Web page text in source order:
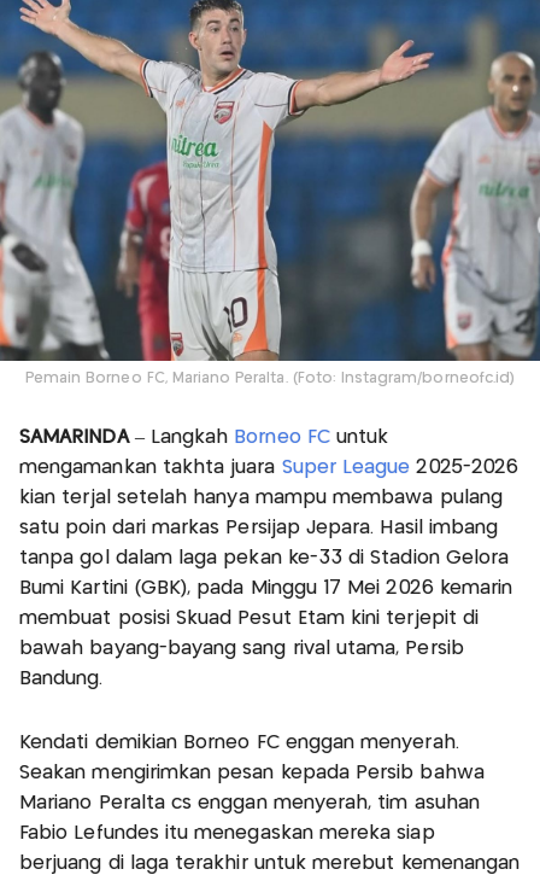
Pemain Borneo FC, Mariano Peralta. (Foto: Instagram/borneofc.id)
SAMARINDA– Langkah Borneo FC untuk
mengamankan takhta juara Super League 2025-2026
kian terjal setelah hanya mampu membawa pulang
satu poin dari markas Persijap Jepara. Hasil imbang
tanpa gol dalam laga pekan ke-33 di Stadion Gelora
Bumi Kartini (GBK), pada Minggu 17 Mei 2026 kemarin
membuat posisi Skuad Pesut Etam kini terjepit di
bawah bayang-bayang sang rival utama, Persib
Bandung.
Kendati demikian Borneo FC enggan menyerah.
Seakan mengirimkan pesan kepada Persib bahwa
Mariano Peralta cs enggan menyerah, tim asuhan
Fabio Lefundes itu menegaskan mereka siap
berjuang di laga terakhir untuk merebut kemenangan